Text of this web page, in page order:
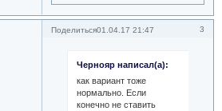
Поделиться 3
01.04.17 21:47
Чернояр написал(а):
как вариант тоже
нормально. Если
конечно не ставить